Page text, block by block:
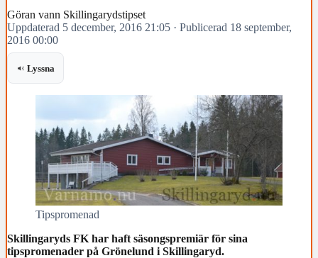
Göran vann Skillingarydstipset
Uppdaterad 5 december, 2016 21:05 · Publicerad 18 september,
2016 00:00
Lyssna
Tipspromenad
Skillingaryds FK har haft säsongspremiär för sina
tipspromenader på Grönelund i Skillingaryd.